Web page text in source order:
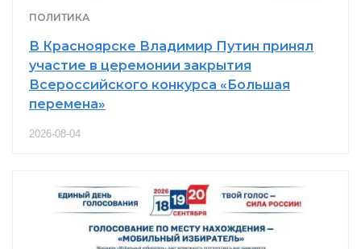
ПОЛИТИКА
В Красноярске Владимир Путин принял
участие в церемонии закрытия
Всероссийского конкурса «Большая
перемена»
2026-08-04